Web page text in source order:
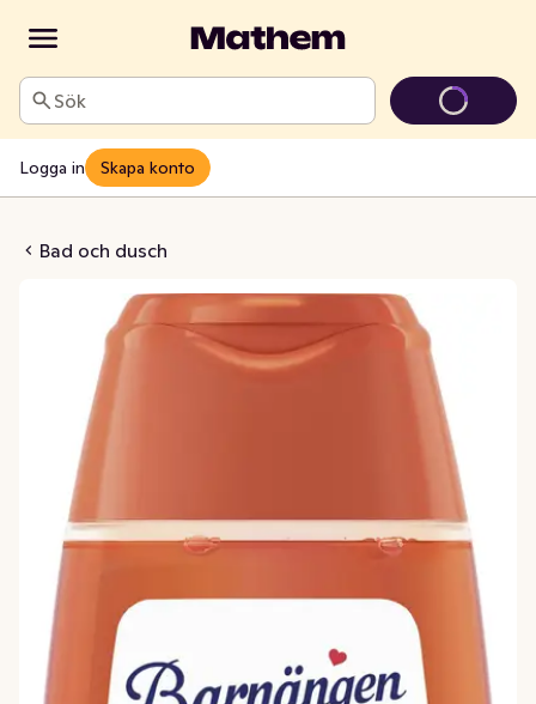
Sök
Logga in Skapa konto
Bad och dusch
Sommarblom